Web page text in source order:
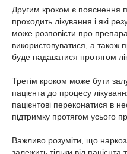
Другим кроком є пояснення
проходить лікування і які
може розповісти про
використовуватися, а також
буде надаватися протягом
Третім кроком може бути
пацієнта до процесу
пацієнтові переконатися в
підтримку протягом усього
Важливо розуміти, що